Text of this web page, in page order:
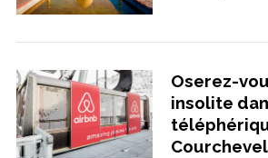
Oserez-
insolite
Courchevel